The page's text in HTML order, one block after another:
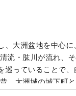
大洲盆地を中心に
流・肱川が流れ、
っていることで、
、大洲城の城下町